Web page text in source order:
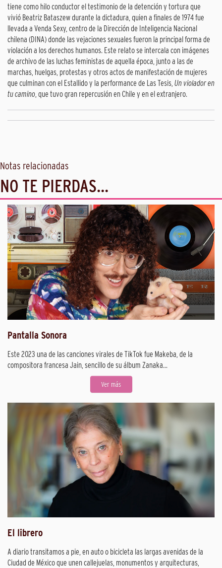
tiene como hilo conductor el testimonio de la detención y tortura que
vivió Beatriz Bataszew durante la dictadura, quien a finales de 1974 fue
llevada a Venda Sexy, centro de la Dirección de Inteligencia Nacional
chilena (DINA) donde las vejaciones sexuales fueron la principal forma de
violación a los derechos humanos. Este relato se intercala con imágenes
de archivo de las luchas feministas de aquella época, junto a las de
marchas, huelgas, protestas y otros actos de manifestación de mujeres
que culminan con el Estallido y la performance de Las Tesis, Un violador en
tu camino, que tuvo gran repercusión en Chile y en el extranjero.
Notas relacionadas
NO TE PIERDAS...
Pantalla Sonora
Este 2023 una de las canciones virales de TikTok fue Makeba, de la
compositora francesa Jain, sencillo de su álbum Zanaka...
Ver más
El librero
A diario transitamos a pie, en auto o bicicleta las largas avenidas de la
Ciudad de México que unen callejuelas, monumentos y arquitecturas,